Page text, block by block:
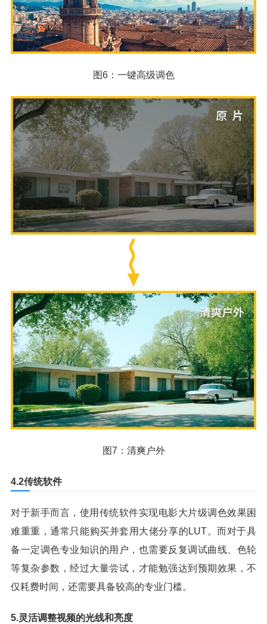
图6：一键高级调色
图7：清爽户外
4.2传统软件
对于新手而言，使用传统软件实现电影大片级调色效果困
难重重，通常只能购买并套用大佬分享的LUT。而对于具
备一定调色专业知识的用户，也需要反复调试曲线、色轮
等复杂参数，经过大量尝试，才能勉强达到预期效果，不
仅耗费时间，还需要具备较高的专业门槛。
5.灵活调整视频的光线和亮度